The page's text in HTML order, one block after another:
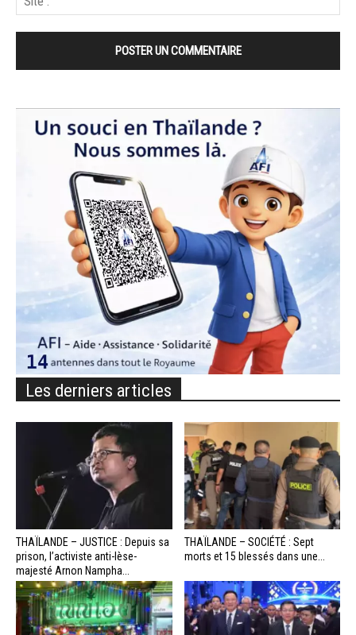
Les derniers articles
THAÏLANDE – JUSTICE : Depuis sa
prison, l’activiste anti-lèse-
majesté Arnon Nampha...
THAÏLANDE – SOCIÉTÉ : Sept
morts et 15 blessés dans une...